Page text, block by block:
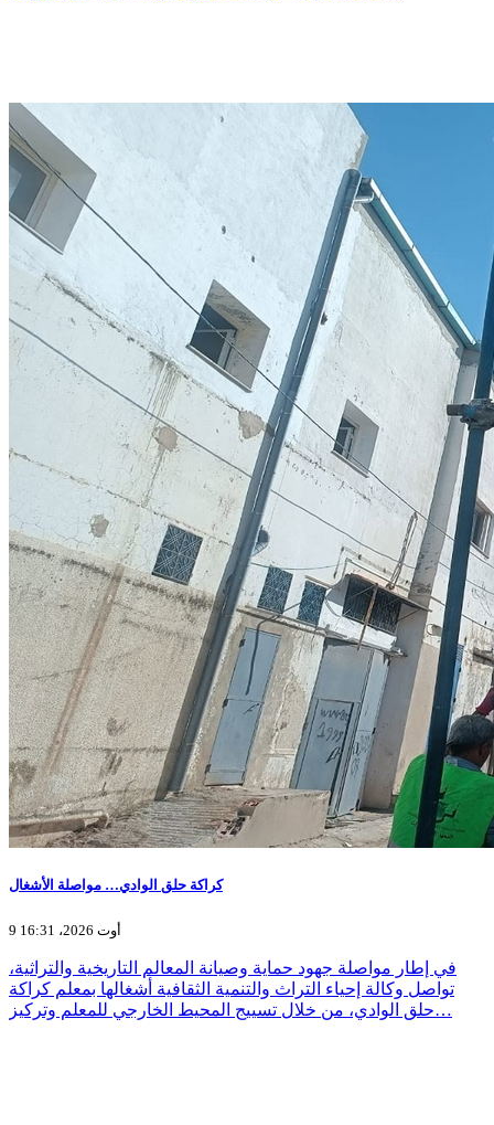
كراكة حلق الوادي… مواصلة الأشغال
9 أوت 2026، 16:31
في إطار مواصلة جهود حماية وصيانة المعالم التاريخية والتراثية،
تواصل وكالة إحياء التراث والتنمية الثقافية أشغالها بمعلم كراكة
حلق الوادي، من خلال تسييج المحيط الخارجي للمعلم وتركيز…